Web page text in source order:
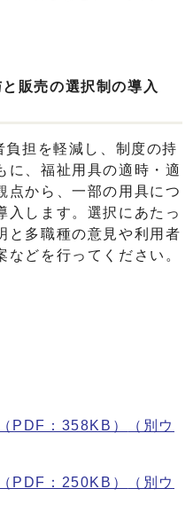
販売の選択制の導入
担を軽減し、制度の持
に、福祉用具の適時・適
点から、一部の用具につ
入します。選択にあたっ
と多職種の意見や利用者
どを行ってください。
PDF：358KB）
（別ウ
PDF：250KB）
（別ウ